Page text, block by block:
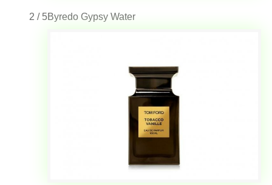
2 / 5Byredo Gypsy Water